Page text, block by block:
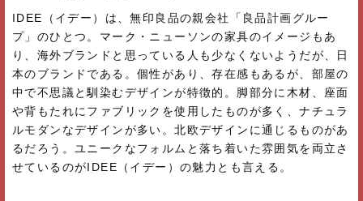
IDEE（イデー）は、無印良品の親会社「良品計画グルー
プ」のひとつ。マーク・ニューソンの家具のイメージもあ
り、海外ブランドと思っている人も少なくないようだが、日
本のブランドである。個性があり、存在感もあるが、部屋の
中で不思議と馴染むデザインが特徴的。脚部分に木材、座面
や背もたれにファブリックを使用したものが多く、ナチュラ
ルモダンなデザインが多い。北欧デザインに通じるものがあ
るだろう。ユニークなフォルムと落ち着いた雰囲気を両立さ
せているのがIDEE（イデー）の魅力とも言える。